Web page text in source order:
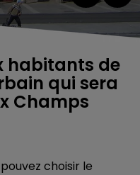
habitants de
qui sera
Champs
choisir le